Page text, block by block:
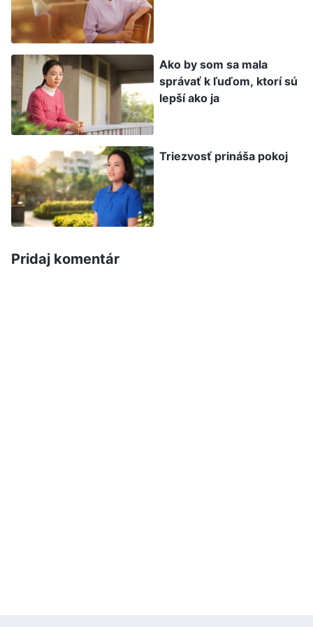
Porovnala som sa s tým. Keď som zistila, že som
bola zvolená za vodkyňu v cirkvi, vedela som, že
vodcovia musia dohliadať na rôzne oblasti práce
v cirkvi, ale ja som mala vo všetkých ohľadoch
nedostatky, takže som sa obávala, že ak pri
dohliadaní na prácu narazím na problémy, ktoré
nebudem vedieť vyriešiť a nebudem vedieť
svojim bratom a sestrám navrhnúť riešenie,
určite sa na mňa budú všetci dívať zhora a
povedia, že som neschopná. Preto som si
neviem robiť a na prácu nebudem stačiť. Keď
Ako by som sa mala
správať k ľuďom, ktorí sú
lepší ako ja
Triezvosť prináša pokoj
Pridaj komentár